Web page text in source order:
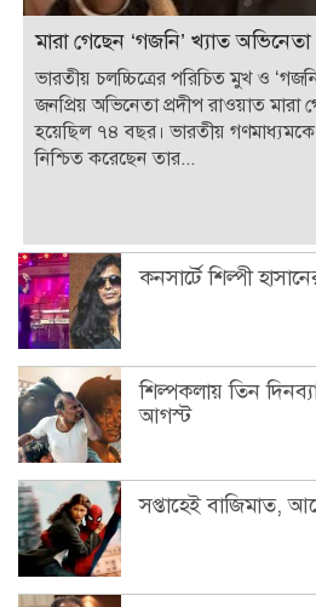
মারা গেছেন ‘গজনি’ খ্যাত
ভারতীয় চলচ্চিত্রের পরিচিত মুখ ও
জনপ্রিয় অভিনেতা প্রদীপ রাওয়াত
হয়েছিল ৭৪ বছর। ভারতীয়
নিশ্চিত করেছেন তার...
কনসার্টে শিল্পী
শিল্পকলায় তিন
আগস্ট
সপ্তাহেই বাজিমাত,